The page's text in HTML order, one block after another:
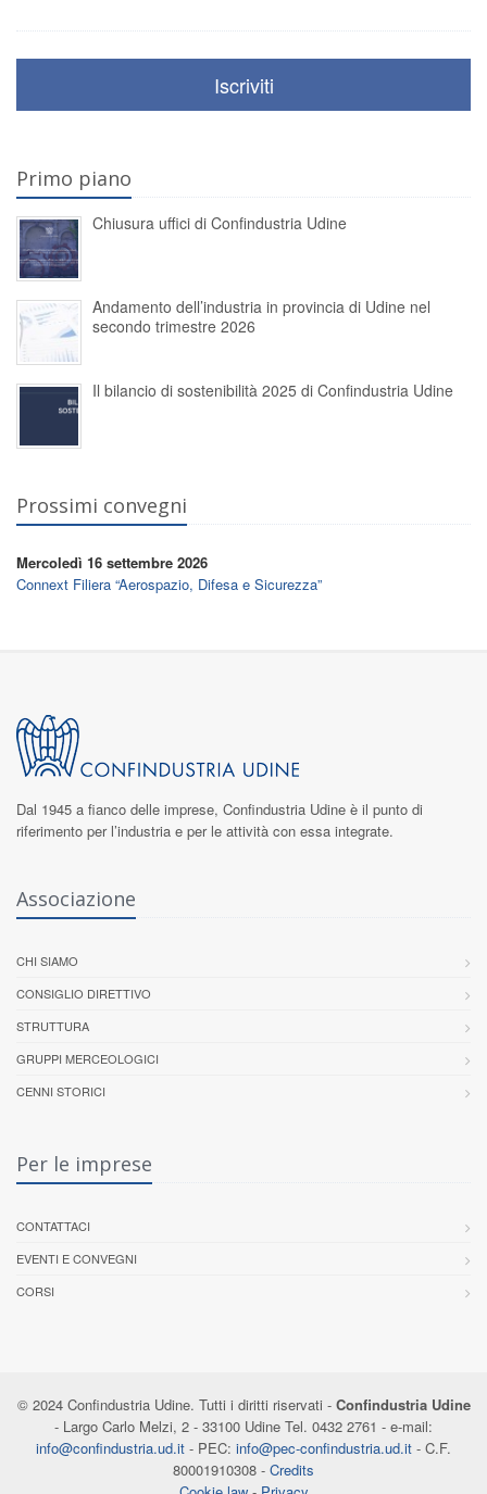
Iscriviti
Primo piano
Chiusura uffici di Confindustria Udine
Andamento dell’industria in provincia di Udine nel
secondo trimestre 2026
Il bilancio di sostenibilità 2025 di Confindustria Udine
Prossimi convegni
Mercoledì 16 settembre 2026
Connext Filiera “Aerospazio, Difesa e Sicurezza”
Dal 1945 a fianco delle imprese, Confindustria Udine è il punto di
riferimento per l’industria e per le attività con essa integrate.
Associazione
CHI SIAMO
CONSIGLIO DIRETTIVO
STRUTTURA
GRUPPI MERCEOLOGICI
CENNI STORICI
Per le imprese
CONTATTACI
EVENTI E CONVEGNI
CORSI
© 2024 Confindustria Udine. Tutti i diritti riservati - Confindustria Udine
- Largo Carlo Melzi, 2 - 33100 Udine Tel. 0432 2761 - e-mail:
info@confindustria.ud.it - PEC: info@pec-confindustria.ud.it - C.F.
80001910308 - Credits